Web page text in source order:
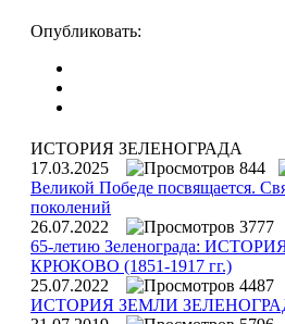
Опубликовать:
ИСТОРИЯ ЗЕЛЕНОГРАДА
17.03.2025
844
Великой Победе посвящается.
поколений
26.07.2022
3777
65-летию Зеленограда:
КРЮКОВО (1851-1917 гг.)
25.07.2022
4487
ИСТОРИЯ ЗЕМЛИ